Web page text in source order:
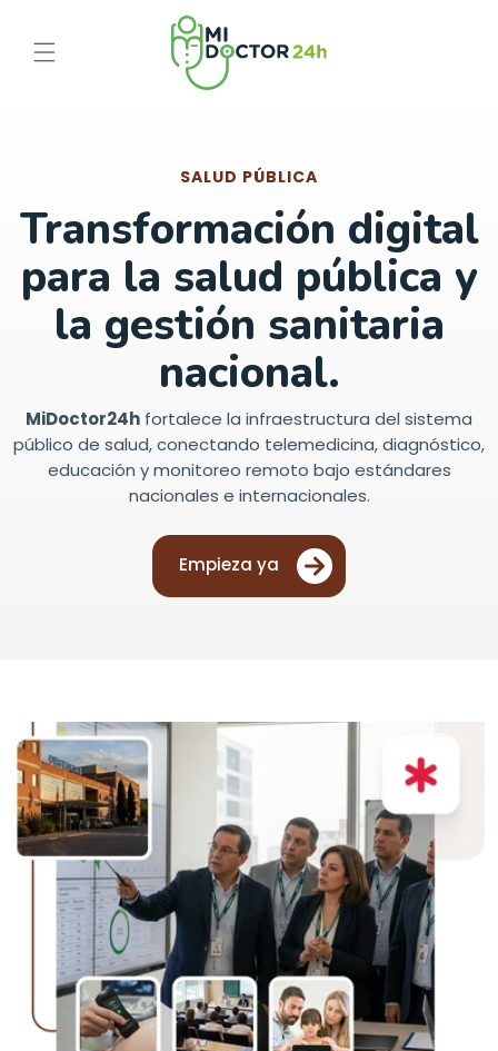
al contenido
SALUD PÚBLICA
Transformación digital
para la salud pública y
la gestión sanitaria
MiDoctor24h fortalece la infraestructura del sistema
público de salud, conectando telemedicina, diagnóstico,
educación y monitoreo remoto bajo estándares
nacionales e internacionales.
Empieza ya